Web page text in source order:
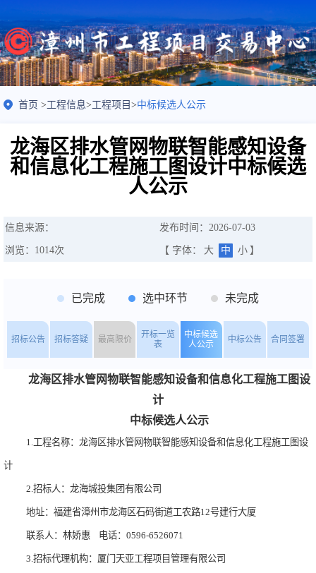
首页 >工程信息>工程项目 >中标候选人公示
龙海区排水管网物联智能感知设备
和信息化工程施工图设计中标候选
人公示
信息来源： 发布时间：2026-07-03
浏览： 1014次 【 字体： 大 中 小 】
已完成 选中环节 未完成
招标公告 招标答疑 最高限价
开标一览
表
中标候选
人公示
中标公告 合同签署
龙海区排水管网物联智能感知设备和信息化工程施工图设
计
中标候选人公示
1.工程名称：龙海区排水管网物联智能感知设备和信息化工程施工图设
计
2.招标人：龙海城投集团有限公司
地址：福建省漳州市龙海区石码街道工农路12号建行大厦
联系人：林娇惠 电话：0596-6526071
3.招标代理机构：厦门天亚工程项目管理有限公司